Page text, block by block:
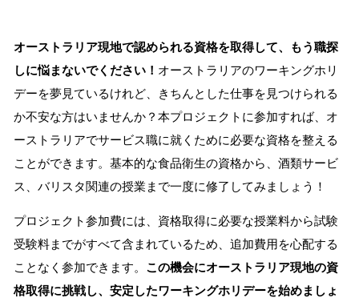
オーストラリア現地で認められる資格を取得して、もう職探
しに悩まないでください！ オーストラリアのワーキングホリ
デーを夢見ているけれど、きちんとした仕事を見つけられる
か不安な方はいませんか？本プロジェクトに参加すれば、オ
ーストラリアでサービス職に就くために必要な資格を整える
ことができます。基本的な食品衛生の資格から、酒類サービ
ス、バリスタ関連の授業まで一度に修了してみましょう！
プロジェクト参加費には、資格取得に必要な授業料から試験
受験料までがすべて含まれているため、追加費用を心配する
ことなく参加できます。 この機会にオーストラリア現地の資
格取得に挑戦し、安定したワーキングホリデーを始めましょ